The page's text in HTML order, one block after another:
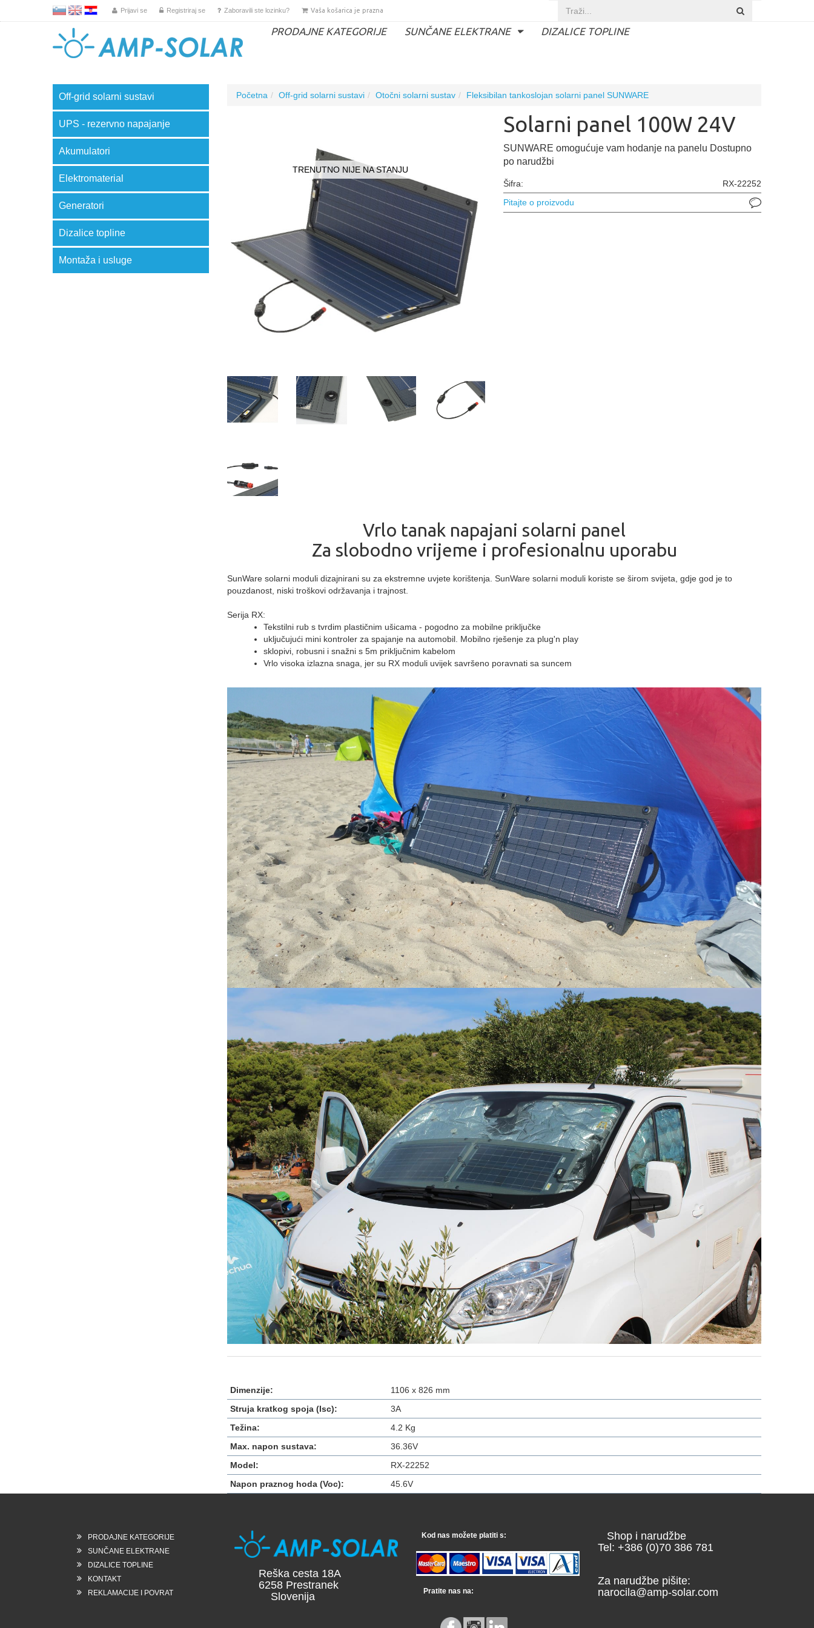
Prijavi se Registriraj se Zaboravili ste lozinku? Vaša košarica je prazna
PRODAJNE KATEGORIJE SUNČANE ELEKTRANE DIZALICE TOPLINE
Off-grid solarni sustavi
UPS - rezervno napajanje
Akumulatori
Elektromaterial
Generatori
Dizalice topline
Montaža i usluge
Početna Off-grid solarni sustavi Otočni solarni sustav Fleksibilan tankoslojan solarni panel SUNWARE
TRENUTNO NIJE NA STANJU
Solarni panel 100W 24V
SUNWARE omogućuje vam hodanje na panelu Dostupno
po narudžbi
Šifra:
RX-22252
Pitajte o proizvodu
Vrlo tanak napajani solarni panel
Za slobodno vrijeme i profesionalnu uporabu
SunWare solarni moduli dizajnirani su za ekstremne uvjete korištenja. SunWare solarni moduli koriste se širom svijeta, gdje god je to
pouzdanost, niski troškovi održavanja i trajnost.
Serija RX:
Tekstilni rub s tvrdim plastičnim ušicama - pogodno za mobilne priključke
uključujući mini kontroler za spajanje na automobil. Mobilno rješenje za plug'n play
sklopivi, robusni i snažni s 5m priključnim kabelom
Vrlo visoka izlazna snaga, jer su RX moduli uvijek savršeno poravnati sa suncem
Dimenzije:
1106 x 826 mm
Struja kratkog spoja (Isc):
3A
Težina:
4.2 Kg
Max. napon sustava:
36.36V
Model:
RX-22252
Napon praznog hoda (Voc):
45.6V
PRODAJNE KATEGORIJE
SUNČANE ELEKTRANE
DIZALICE TOPLINE
KONTAKT
REKLAMACIJE I POVRAT
Reška cesta 18A
6258 Prestranek
Slovenija
Kod nas možete platiti s:
Pratite nas na:
Shop i narudžbe
Tel: +386 (0)70 386 781
Za narudžbe pišite:
narocila@amp-solar.com